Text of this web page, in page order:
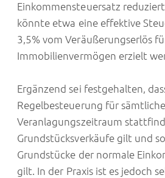
Einkommensteuersatz
könnte etwa eine effektive
3,5% vom Veräußerungserlös
Immobilienvermögen erzielt
Ergänzend sei festgehalten,
Regelbesteuerung für
Veranlagungszeitraum
Grundstücksverkäufe gilt und
Grundstücke der normale
gilt. In der Praxis ist es jedoch